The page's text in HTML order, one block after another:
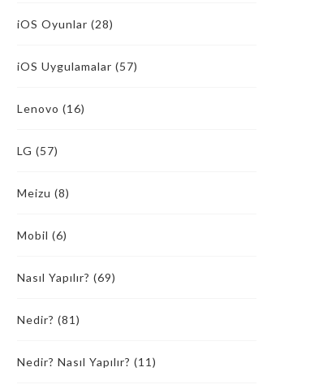
iOS Oyunlar (28)
iOS Uygulamalar (57)
Lenovo (16)
LG (57)
Meizu (8)
Mobil (6)
Nasıl Yapılır? (69)
Nedir? (81)
Nedir? Nasıl Yapılır? (11)